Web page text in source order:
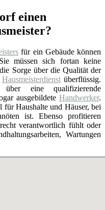
einen
für ein Gebäude können
müssen sich fortan keine
Sorge über die Qualität der
Hausmeisterdienstüberflüssig.
über eine qualifizierende
ausgebildete Handwerker.
für Haushalte und Häuser, bei
ist. Ebenso profitieren
verantwortlich fühlt oder
Wartungen